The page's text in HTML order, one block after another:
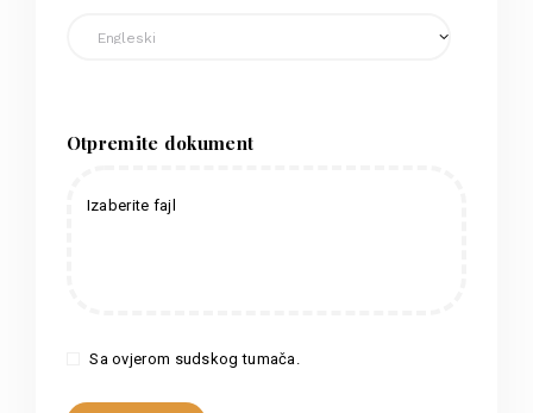
Otpremite dokument
Izaberite fajl
Sa ovjerom sudskog tumača.